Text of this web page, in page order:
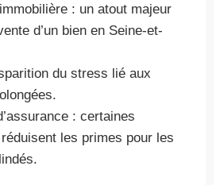
: un atout majeur
d’un bien en Seine-et-
du stress lié aux
: certaines
les primes pour les